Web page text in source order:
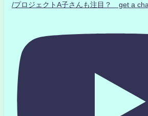
/プロジェクトA子さんも注目？ get a